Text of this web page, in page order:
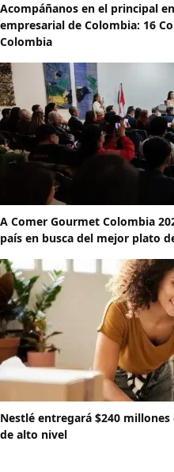
Acompáñanos en el principal
empresarial de Colombia: 16
Colombia
A Comer Gourmet Colombia
país en busca del mejor plato
Nestlé entregará $240
de alto nivel